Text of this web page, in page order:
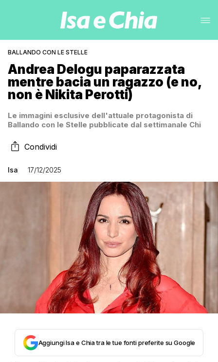
BALLANDO CON LE STELLE
Andrea Delogu paparazzata
mentre bacia un ragazzo (e no,
non è Nikita Perotti)
Le immagini esclusive dell'attuale protagonista di
Ballando con le Stelle pubblicate dal settimanale Chi
Condividi
Isa 17/12/2025
Aggiungi Isa e Chia tra le tue fonti preferite su Google